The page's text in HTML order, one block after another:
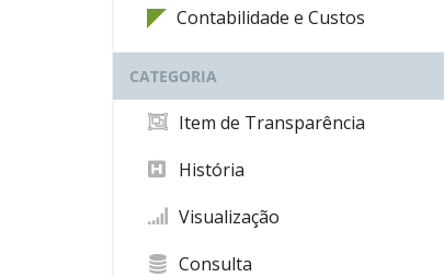
Contabilidade e Custos
CATEGORIA
Item de Transparência
História
Visualização
Consulta